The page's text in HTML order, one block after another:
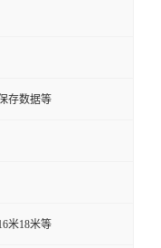
存数据等
米18米等